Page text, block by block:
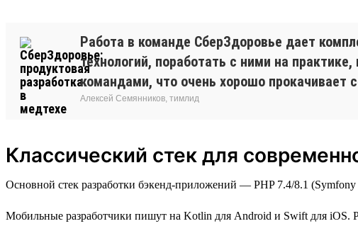
Работа в команде СберЗдоровье дает
технологий, поработать с ними на
командами, что очень хорошо прокачивает
Алексей Семянников, тимлид
Классический стек для
Основной стек разработки бэкенд-приложений — PHP 7.4/8.1
Мобильные разработчики пишут на Kotlin для Android и Swift для iOS.